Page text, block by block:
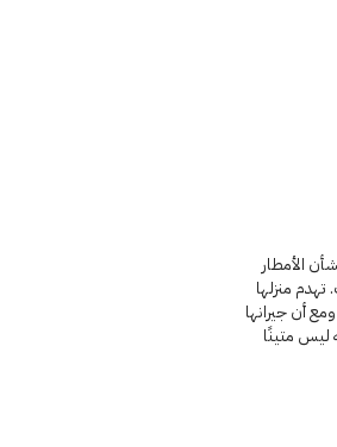
الأمطار
منزلها
إعصار مورا في أيار/مايو 2017. ومع أن جيرانها
ليس متينًا